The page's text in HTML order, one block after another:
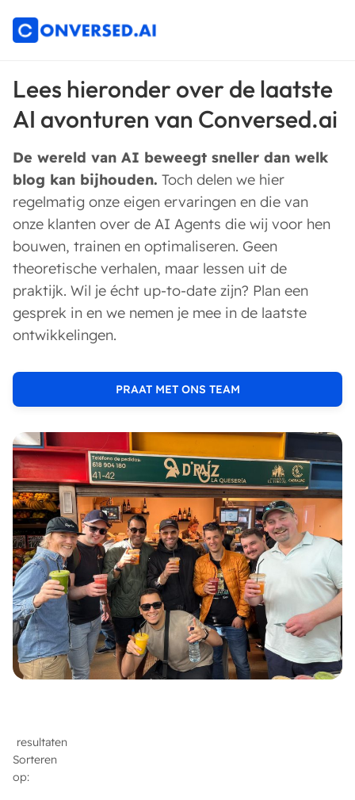
Lees hieronder over de laatste
AI avonturen van Conversed.ai
De wereld van AI beweegt sneller dan welk
blog kan bijhouden. Toch delen we hier
regelmatig onze eigen ervaringen en die van
onze klanten over de AI Agents die wij voor hen
bouwen, trainen en optimaliseren. Geen
theoretische verhalen, maar lessen uit de
praktijk. Wil je écht up-to-date zijn? Plan een
gesprek in en we nemen je mee in de laatste
ontwikkelingen.
PRAAT MET ONS TEAM
resultaten
Sorteren
op: